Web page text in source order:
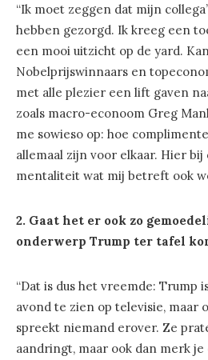
“Ik moet zeggen dat mijn
hebben gezorgd. Ik kreeg een
een mooi uitzicht op de yard.
Nobelprijswinnaars en
met alle plezier een lift gaven
zoals macro-econoom Greg
me sowieso op: hoe
allemaal zijn voor elkaar. Hier
mentaliteit wat mij betreft ook
2. Gaat het er ook zo
onderwerp Trump ter tafel
“Dat is dus het vreemde: Trump
avond te zien op televisie, maar
spreekt niemand erover. Ze
aandringt, maar ook dan merk